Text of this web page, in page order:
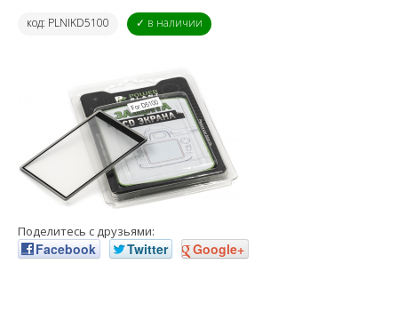
код: PLNIKD5100 ✓ в наличии
Поделитесь с друзьями:
Facebook Twitter Google+